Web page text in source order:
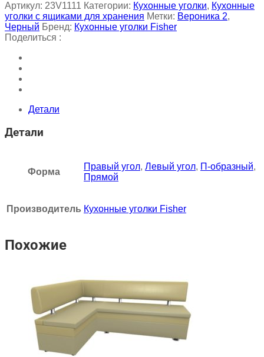
Артикул: 23V1111 Категории: Кухонные уголки, Кухонные
уголки с ящиками для хранения Метки: Вероника 2,
Черный Бренд: Кухонные уголки Fisher
Поделиться :
Детали
Детали
Форма
Правый угол, Левый угол, П-образный,
Прямой
Производитель Кухонные уголки Fisher
Похожие